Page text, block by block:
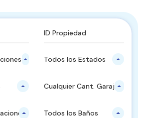
principalesTodos los Estados
Cualquier Cant. Garajes
Todos los Baños